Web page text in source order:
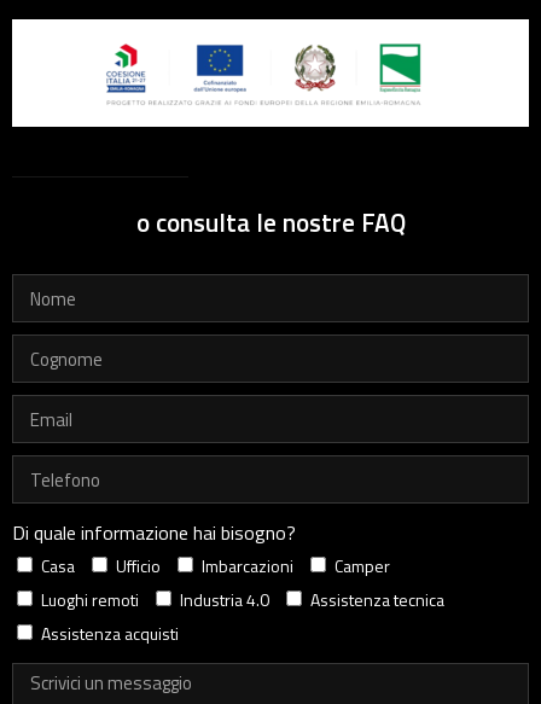
o consulta le nostre FAQ
Di quale informazione hai bisogno?
Casa Ufficio Imbarcazioni
Camper
Luoghi remoti
Industria 4.0
Assistenza tecnica
Assistenza acquisti